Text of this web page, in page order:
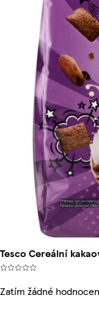
Tesco Cereální
Zatím žádné